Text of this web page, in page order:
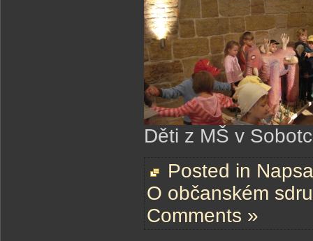
Děti z MŠ v
Posted in
O občanském
Comments »